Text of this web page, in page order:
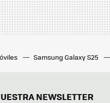
Samsung Galaxy S25
NEWSLETTER